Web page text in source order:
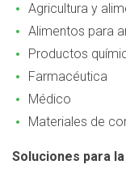
Agricultura y
Alimentos para
Productos
Farmacéutica
Médico
Materiales de
Soluciones para